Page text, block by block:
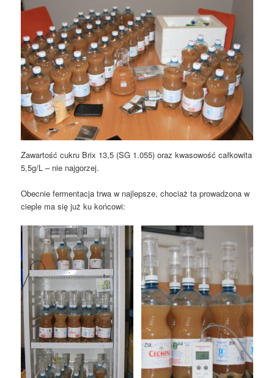
Zawartość cukru Brix 13,5 (SG 1.055) oraz kwasowość całkowita
5,5g/L – nie najgorzej.
Obecnie fermentacja trwa w najlepsze, chociaż ta prowadzona w
cieple ma się już ku końcowi: